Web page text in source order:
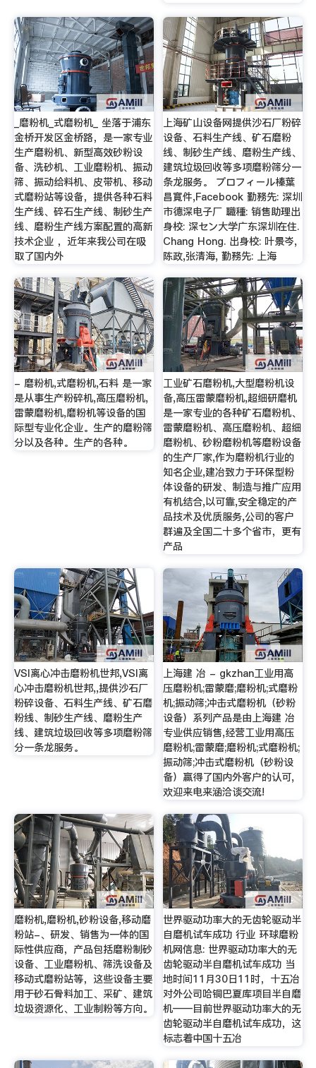
_磨粉机_式磨粉机_ 坐落于浦东
金桥开发区金桥路，是一家专业
生产磨粉机、新型高效砂粉设
备、洗砂机、工业磨粉机、振动
筛、振动给料机、皮带机、移动
式磨粉站等设备，提供各种石料
生产线、碎石生产线、制砂生产
线、磨粉生产线方案配置的高新
技术企业 ，近年来我公司在吸
取了国内外
上海矿山设备网提供沙石厂粉碎
设备、石料生产线、矿石磨粉
线、制砂生产线、磨粉生产线、
建筑垃圾回收等多项磨粉筛分一
条龙服务。 プロフィール榛葉
昌寛件,Facebook 勤務先: 深圳
市德深电子厂 職種: 销售助理出
身校: 深セン大学广东深圳在住.
Chang Hong. 出身校: 叶景岑,
陈政,张清海, 勤務先: 上海
- 磨粉机,式磨粉机,石料 是一家
是从事生产粉碎机,高压磨粉机,
雷蒙磨粉机,磨粉机等设备的国
际型专业化企业。生产的磨粉筛
分以及各种。生产的各种。
工业矿石磨粉机,大型磨粉机设
备,高压雷蒙磨粉机,超细研磨机
是一家专业的各种矿石磨粉机、
雷蒙磨粉机、高压磨粉机、超细
磨粉机、砂粉磨粉机等磨粉设备
的生产厂家,作为磨粉机行业的
知名企业,建冶致力于环保型粉
体设备的研发、制造与推广应用
有机结合,以可靠,安全稳定的产
品技术及优质服务,公司的客户
群遍及全国二十多个省市，更有
产品
VSI离心冲击磨粉机世邦,VSI离
心冲击磨粉机世邦,,提供沙石厂
粉碎设备、石料生产线、矿石磨
粉线、制砂生产线、磨粉生产
线、建筑垃圾回收等多项磨粉筛
分一条龙服务。
上海建 冶 - gkzhan工业用高
压磨粉机;雷蒙磨;磨粉机;式磨粉
机;振动筛;冲击式磨粉机（砂粉
设备）系列产品是由上海建 冶
专业供应销售,经营工业用高压
磨粉机;雷蒙磨;磨粉机;式磨粉机;
振动筛;冲击式磨粉机（砂粉设
备）赢得了国内外客户的认可,
欢迎来电来涵洽谈交流!
磨粉机,磨粉机,砂粉设备,移动磨
粉站-、研发、销售为一体的国
际性供应商，产品包括磨粉制砂
设备、工业磨粉机、筛洗设备及
移动式磨粉站等，这些设备主要
用于砂石骨料加工、采矿、建筑
垃圾资源化、工业制粉等方向。
世界驱动功率大的无齿轮驱动半
自磨机试车成功 行业 环球磨粉
机网信息: 世界驱动功率大的无
齿轮驱动半自磨机试车成功 当
地时间11月30日11时，十五冶
对外公司哈铜巴夏库项目半自磨
机——目前世界驱动功率大的无
齿轮驱动半自磨机试车成功，这
标志着中国十五冶